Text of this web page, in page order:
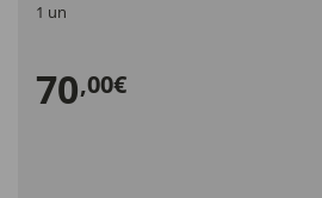
1 un
70,00€